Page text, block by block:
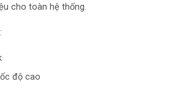
cho toàn hệ thống.
độ cao